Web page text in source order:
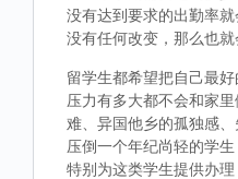
没有达到要求的出勤率
没有任何改变，那么也就
留学生都希望把自己最
压力有多大都不会和家
难、异国他乡的孤独感
压倒一个年纪尚轻的学
特别为这类学生提供办